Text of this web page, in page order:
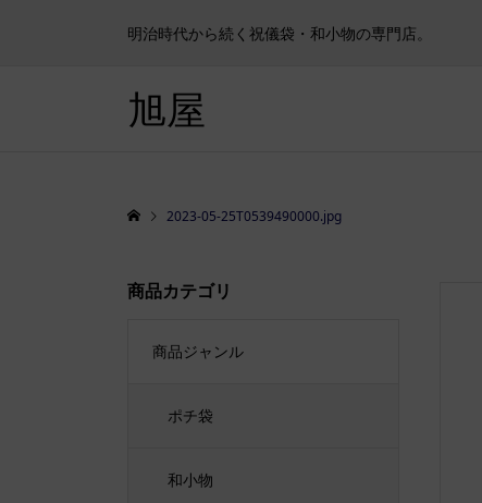
明治時代から続く祝儀袋・和小物の専門店。
旭屋
2023-05-25T0539490000.jpg
商品カテゴリ
商品ジャンル
ポチ袋
和小物